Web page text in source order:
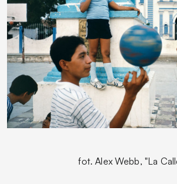
fot.Alex Webb, "La